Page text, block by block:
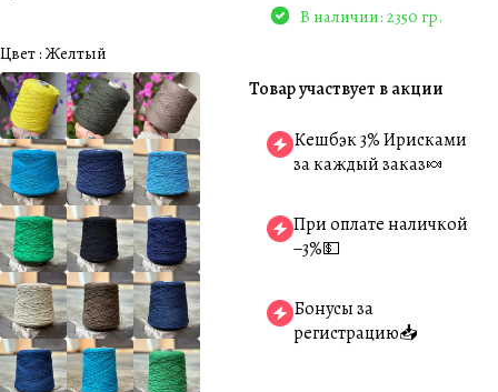
Цвет : Желтый
В наличии: 2350 гр.
Товар участвует в акции
Кешбэк 3% Ирисками
за каждый заказ🍬
При оплате наличкой
−3%💵
Бонусы за
регистрацию📥